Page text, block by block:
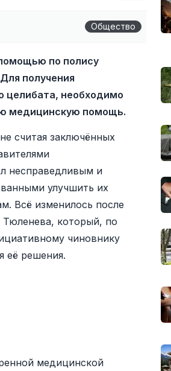
Общество
по полису
получения
необходимо
медицинскую помощь.
считая заключённых
несправедливым и
улучшить их
Всё изменилось после
который, по
чиновнику
её решения.
медицинской